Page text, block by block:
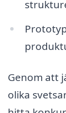
Genom att
olika